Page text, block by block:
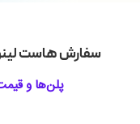
سفارش هاست
پلن‌ها و